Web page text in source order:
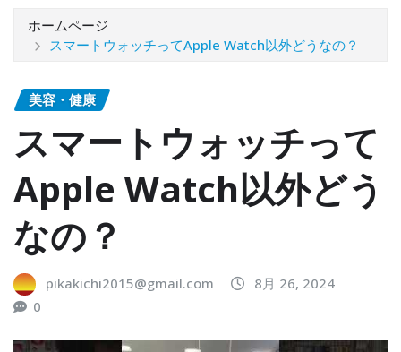
ホームページ
スマートウォッチってApple Watch以外どうなの？
美容・健康
スマートウォッチって
Apple Watch以外どう
なの？
pikakichi2015@gmail.com
8月 26, 2024
0